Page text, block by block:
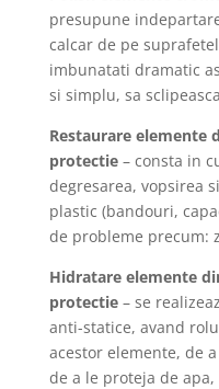
presupune
calcar de pe
imbunatati dramatic
si simplu, sa
Restaurare elemente
protectie – consta in
degresarea, vopsirea
plastic (bandouri,
de probleme precum:
Hidratare elemente
protectie – se
anti-statice, avand
acestor elemente, de
de a le proteja de apa,